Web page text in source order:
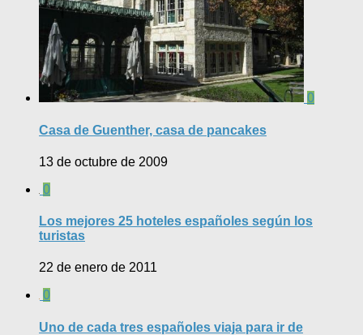
0
Casa de Guenther, casa de pancakes
13 de octubre de 2009
0
Los mejores 25 hoteles españoles según los
turistas
22 de enero de 2011
0
Uno de cada tres españoles viaja para ir de